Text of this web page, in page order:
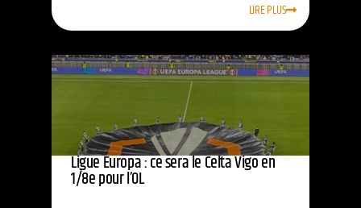
LIRE PLUS
Ligue Europa : ce sera le Celta Vigo en
1/8e pour l’OL